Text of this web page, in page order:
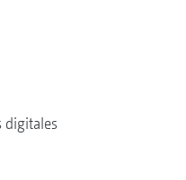
digitales